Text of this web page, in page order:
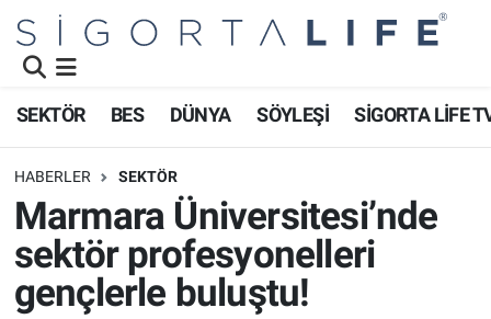
SEKTÖR BES DÜNYA SÖYLEŞİ SİGORTA LİFE
HABERLER SEKTÖR
Marmara Üniversitesi’nde
sektör profesyonelleri
gençlerle buluştu!
Namaz Vakitleri
Trafik Durumu
Süper Lig Puan Durumu ve Fikstür